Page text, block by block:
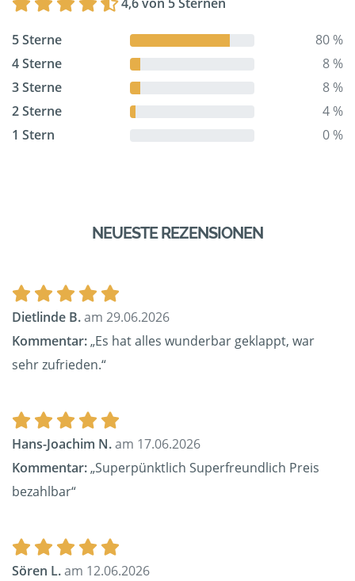
5 Sterne
80 %
4 Sterne
8 %
3 Sterne
8 %
2 Sterne
4 %
1 Stern
0 %
NEUESTE REZENSIONEN
Dietlinde B.am 29.06.2026
Kommentar:„Es hat alles wunderbar geklappt, war
sehr zufrieden.“
Hans-Joachim N.am 17.06.2026
Kommentar:„Superpünktlich Superfreundlich Preis
bezahlbar“
Sören L.am 12.06.2026